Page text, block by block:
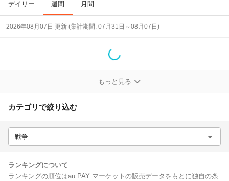
デイリー 週間 月間
2026年08月07日 更新 (集計期間: 07月31日～08月07日)
もっと見る
カテゴリで絞り込む
戦争
ランキングについて
ランキングの順位はau PAY マーケットの販売データをもとに独自の条
キーワード